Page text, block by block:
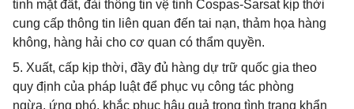
tinh mặt đất, đài thông tin vệ tinh Cospas-Sarsat kịp thời
cung cấp thông tin liên quan đến tai nạn, thảm họa hàng
không, hàng hải cho cơ quan có thẩm quyền.
5. Xuất, cấp kịp thời, đầy đủ hàng dự trữ quốc gia theo
quy định của pháp luật để phục vụ công tác phòng
ngừa, ứng phó, khắc phục hậu quả trong tình trạng khẩn